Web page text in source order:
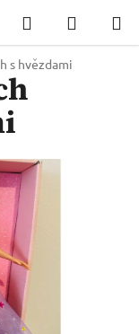
Hledat
KOŠÍK
s hvězdami